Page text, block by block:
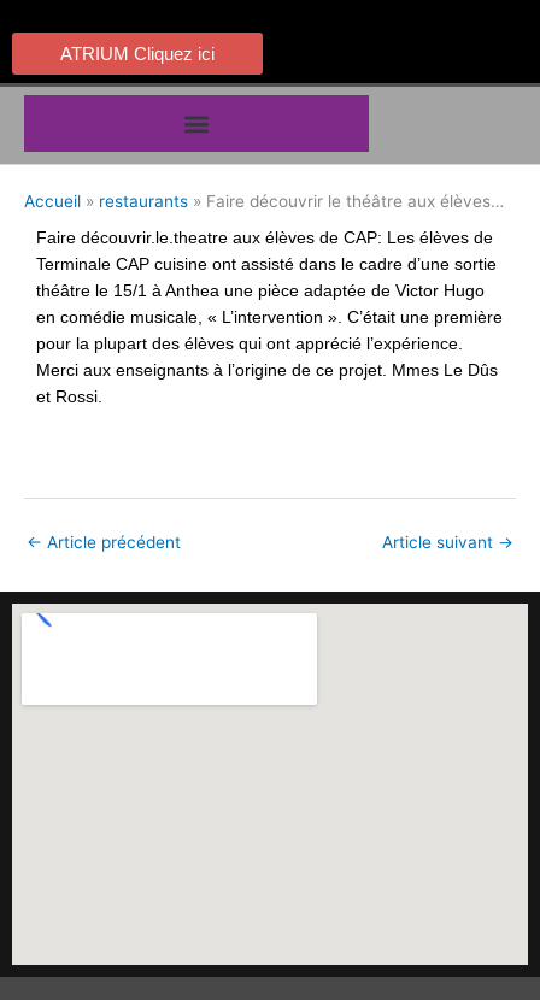
au
contenu
ATRIUM Cliquez ici
Accueil restaurants Faire découvrir le théâtre aux élèves…
Faire découvrir.le.theatre aux élèves de CAP: Les élèves de
Terminale CAP cuisine ont assisté dans le cadre d’une sortie
théâtre le 15/1 à Anthea une pièce adaptée de Victor Hugo
en comédie musicale, « L’intervention ». C’était une première
pour la plupart des élèves qui ont apprécié l’expérience.
Merci aux enseignants à l’origine de ce projet. Mmes Le Dûs
et Rossi.
← Article précédent Article suivant →